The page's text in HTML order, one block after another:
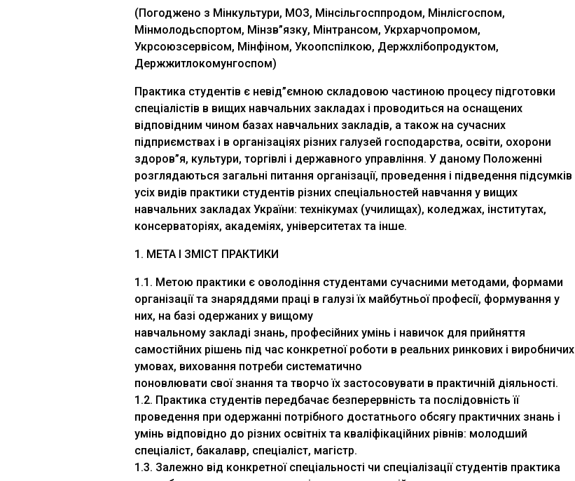
(Погоджено з Мінкультури, МОЗ, Мінсільгосппродом, Мінлісгоспом,
Мінмолодьспортом, Мінзв”язку, Мінтрансом, Укрхарчопромом,
Укрсоюзсервісом, Мінфіном, Укоопспілкою, Держхлібопродуктом,
Держжитлокомунгоспом)
Практика студентів є невід”ємною складовою частиною процесу підготовки
спеціалістів в вищих навчальних закладах і проводиться на оснащених
відповідним чином базах навчальних закладів, а також на сучасних
підприємствах і в організаціях різних галузей господарства, освіти, охорони
здоров”я, культури, торгівлі і державного управління. У даному Положенні
розглядаються загальні питання організації, проведення і підведення підсумків
усіх видів практики студентів різних спеціальностей навчання у вищих
навчальних закладах України: технікумах (училищах), коледжах, інститутах,
консерваторіях, академіях, університетах та інше.
1. МЕТА І ЗМІСТ ПРАКТИКИ
1.1. Метою практики є оволодіння студентами сучасними методами, формами
організації та знаряддями праці в галузі їх майбутньої професії, формування у
них, на базі одержаних у вищому
навчальному закладі знань, професійних умінь і навичок для прийняття
самостійних рішень під час конкретної роботи в реальних ринкових і виробничих
умовах, виховання потреби систематично
поновлювати свої знання та творчо їх застосовувати в практичній діяльності.
1.2. Практика студентів передбачає безперервність та послідовність її
проведення при одержанні потрібного достатнього обсягу практичних знань і
умінь відповідно до різних освітніх та кваліфікаційних рівнів: молодший
спеціаліст, бакалавр, спеціаліст, магістр.
1.3. Залежно від конкретної спеціальності чи спеціалізації студентів практика